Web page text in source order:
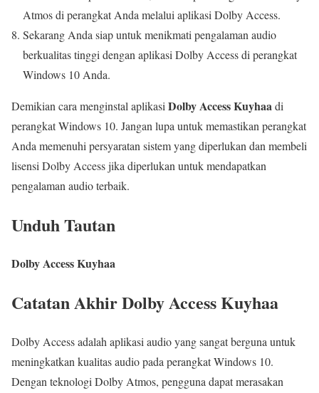
Atmos di perangkat Anda melalui aplikasi Dolby Access.
Sekarang Anda siap untuk menikmati pengalaman audio
berkualitas tinggi dengan aplikasi Dolby Access di perangkat
Windows 10 Anda.
Demikian cara menginstal aplikasi Dolby Access Kuyhaadi
perangkat Windows 10. Jangan lupa untuk memastikan perangkat
Anda memenuhi persyaratan sistem yang diperlukan dan membeli
lisensi Dolby Access jika diperlukan untuk mendapatkan
pengalaman audio terbaik.
Unduh Tautan
Dolby Access Kuyhaa
Catatan Akhir Dolby Access Kuyhaa
Dolby Access adalah aplikasi audio yang sangat berguna untuk
meningkatkan kualitas audio pada perangkat Windows 10.
Dengan teknologi Dolby Atmos, pengguna dapat merasakan